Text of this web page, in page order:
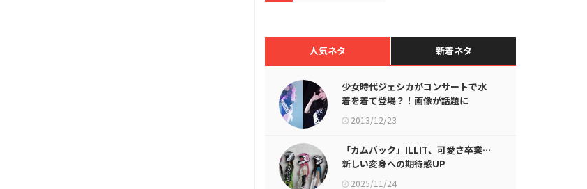
人気ネタ 新着ネタ
少女時代ジェシカがコンサートで水
着を着て登場？！画像が話題に
2013/12/23
「カムバック」ILLIT、可愛さ卒業…
新しい変身への期待感UP
2025/11/24